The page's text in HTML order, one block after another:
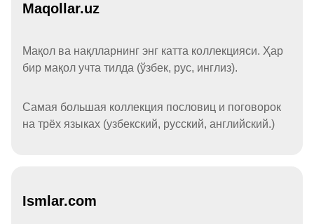
Maqollar.uz
Мақол ва нақлларнинг энг катта коллекцияси. Ҳар
бир мақол учта тилда (ўзбек, рус, инглиз).
Самая большая коллекция пословиц и поговорок
на трёх языках (узбекский, русский, английский.)
Ismlar.com